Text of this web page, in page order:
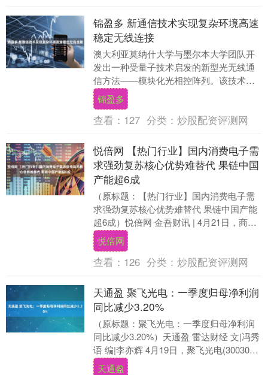
锦盈多 新通信技术实现复杂环境高速
稳定无线连接
澳大利亚莫纳什大学与墨尔本大学团队开
发出一种受量子技术启发的新型光无线通
信方法——模块化光相控阵列。该技术在
复杂的空间密集环境中，实现了高速、稳
定的无线连接，让....
锦盈多
查看： 127 分类： 炒股配资评测网
悦倍网 【热门行业】国内消费电子需
求强劲复苏核心优势难替代 果链中国
产能超6成
（原标题：【热门行业】国内消费电子需
求强劲复苏核心优势难替代 果链中国产能
超6成）悦倍网 金吾财讯 | 4月21日，商务
部流通发展司负责人谈2025年1月份至3....
悦倍网
查看： 126 分类： 炒股配资评测网
天通盈 聚飞光电：一季度归母净利润
同比减少3.20%
（原标题：聚飞光电：一季度归母净利润
同比减少3.20%）天通盈 雷达财经 文|冯秀
语 编|李亦辉 4月19日，聚飞光电(300303)
发布2025年第一季度报告....
天通盈